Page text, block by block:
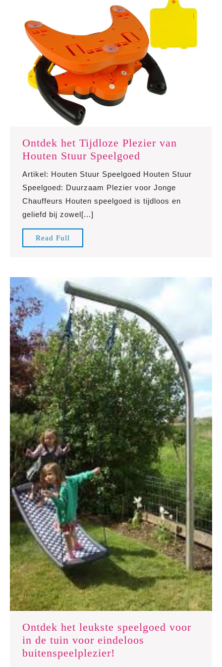
Ontdek het Tijdloze Plezier van
Houten Stuur Speelgoed
het
Tijdloze
Plezier
van
Artikel: Houten Stuur Speelgoed Houten Stuur
Speelgoed: Duurzaam Plezier voor Jonge
Chauffeurs Houten speelgoed is tijdloos en
geliefd bij zowel[...]
Read Full
Full
Ontdek het leukste speelgoed voor
in de tuin voor eindeloos
buitenspeelplezier!